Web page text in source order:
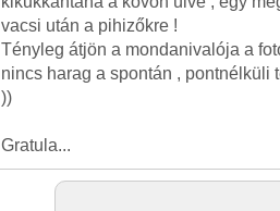
vacsi után a pihizőkre !
Tényleg átjön a mondanivalója a
nincs harag a spontán , pontnélküli
))
Gratula...